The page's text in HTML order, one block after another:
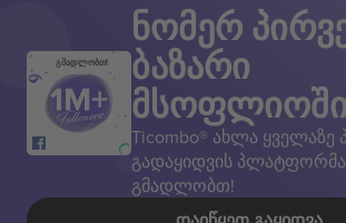
გმადლობთ!
ნომერ
ბაზარი
Ticombo® ახლა
გადაყიდვის
გმადლობთ!